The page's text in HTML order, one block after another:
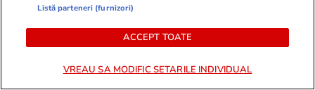
Lifestyle 02 aug.
Un patron din China a aflat ce a
făcut angajatul său la nuntă și l-a
Lifestyle
La ce se
când aleg
Listă parteneri (furnizori)
ACCEPT TOATE
VREAU SA MODIFIC SETARILE INDIVIDUAL